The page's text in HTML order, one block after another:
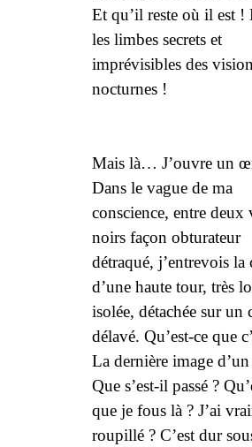
Et qu’il reste où il est !
les limbes secrets et
imprévisibles des
nocturnes !
Mais là… J’ouvre un œil…
Dans le vague de ma
conscience, entre deux
noirs façon obturateur
détraqué, j’entrevois la
d’une haute tour, très
isolée, détachée sur un
délavé. Qu’est-ce que
La dernière image
Que s’est-il passé ?
que je fous là ? J’ai
roupillé ? C’est dur